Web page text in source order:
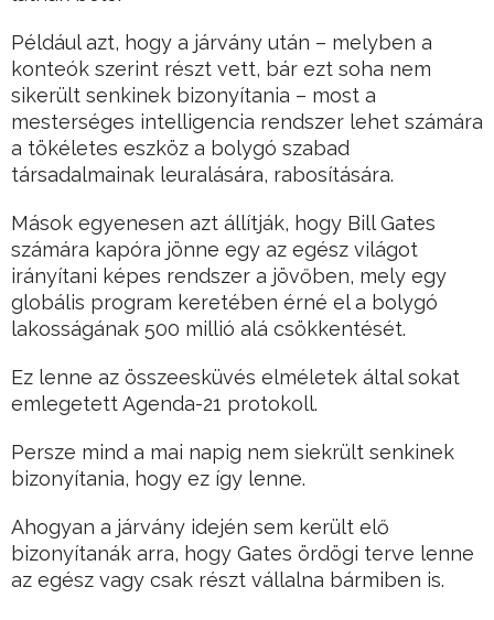
Például azt, hogy a járvány után – melyben a
konteók szerint részt vett, bár ezt soha nem
sikerült senkinek bizonyítania – most a
mesterséges intelligencia rendszer lehet számára
a tökéletes eszköz a bolygó szabad
társadalmainak leuralására, rabosítására.
Mások egyenesen azt állítják, hogy Bill Gates
számára kapóra jönne egy az egész világot
irányítani képes rendszer a jövőben, mely egy
globális program keretében érné el a bolygó
lakosságának 500 millió alá csökkentését.
Ez lenne az összeesküvés elméletek által sokat
emlegetett Agenda-21 protokoll.
Persze mind a mai napig nem siekrült senkinek
bizonyítania, hogy ez így lenne.
Ahogyan a járvány idején sem került elő
bizonyítanák arra, hogy Gates ördögi terve lenne
az egész vagy csak részt vállalna bármiben is.